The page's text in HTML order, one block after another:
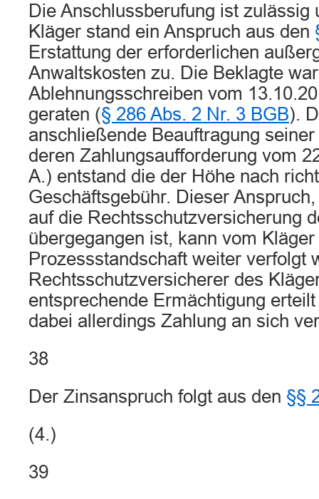
Die Anschlussberufung ist zulässig
Kläger stand ein Anspruch aus den
Erstattung der erforderlichen
Anwaltskosten zu. Die Beklagte
Ablehnungsschreiben vom
geraten (§ 286 Abs. 2 Nr. 3 BGB).
anschließende Beauftragung
deren Zahlungsaufforderung vom
A.) entstand die der Höhe nach
Geschäftsgebühr. Dieser
auf die Rechtsschutzversicherung
übergegangen ist, kann vom
Prozessstandschaft weiter verfolgt
Rechtsschutzversicherer des
entsprechende Ermächtigung
dabei allerdings Zahlung an sich
38
Der Zinsanspruch folgt aus den §§
(4.)
39